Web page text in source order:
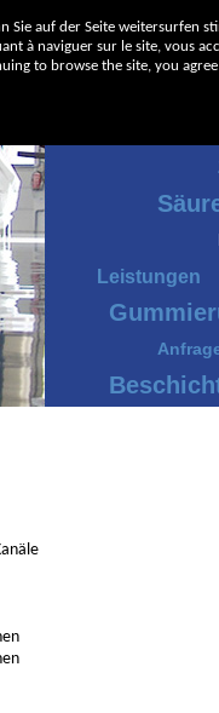
Leistungen
auf der Seite weitersurfen
à naviguer sur le site, vous
to browse the site, you